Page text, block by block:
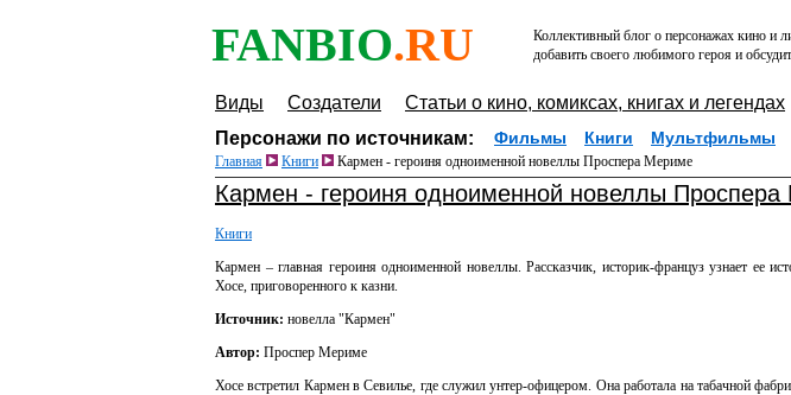
FANBIO.RU
Коллективный блог о персонажах кино и
добавить своего любимого героя и
Виды Создатели Статьи о кино, комиксах, книгах и легендах
Персонажи по источникам:
Фильмы Книги Мультфильмы
Главная Книги Кармен - героиня одноименной новеллы Проспера Мериме
Кармен - героиня одноименной новеллы
Книги
Кармен – главная героиня одноименной новеллы. Рассказчик, историк-француз узнает ее
Хосе, приговоренного к казни.
Источник: новелла "Кармен"
Автор: Проспер Мериме
Хосе встретил Кармен в Севилье, где служил унтер-офицером. Она работала на табачной